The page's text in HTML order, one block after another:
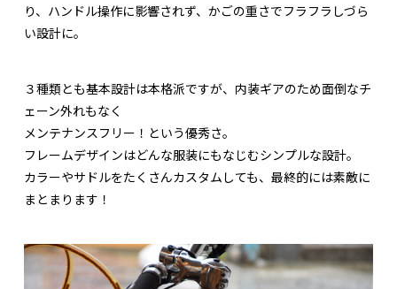
り、ハンドル操作に影響されず、かごの重さでフラフラしづら
い設計に。
３種類とも基本設計は本格派ですが、内装ギアのため面倒なチ
ェーン外れもなく
メンテナンスフリー！という優秀さ。
フレームデザインはどんな服装にもなじむシンプルな設計。
カラーやサドルをたくさんカスタムしても、最終的には素敵に
まとまります！